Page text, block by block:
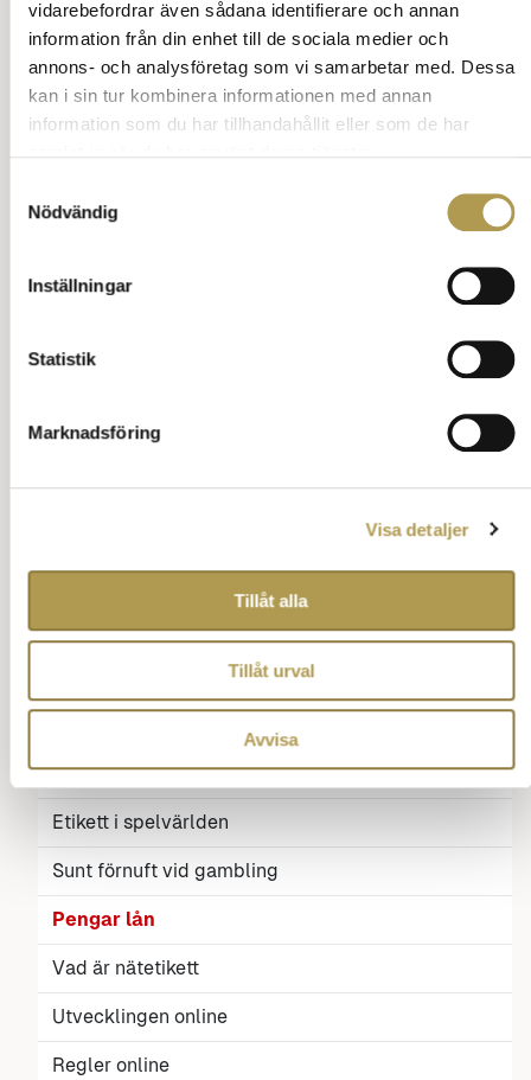
vidarebefordrar även sådana identifierare och annan
information från din enhet till de sociala medier och
annons- och analysföretag som vi samarbetar med. Dessa
kan i sin tur kombinera informationen med annan
information som du har tillhandahållit eller som de har
Nödvändig
Inställningar
Statistik
Marknadsföring
Visa detaljer
Tillåt alla
Tillåt urval
Avvisa
Allehanda 12
Utan svensk licens
Bingo
Allehanda 19
Uppförande på casino
Vett och etikett pengar
Casino utan licens
Etikett i spelvärlden
Sunt förnuft vid gambling
Pengar lån
Vad är nätetikett
Utvecklingen online
Regler online